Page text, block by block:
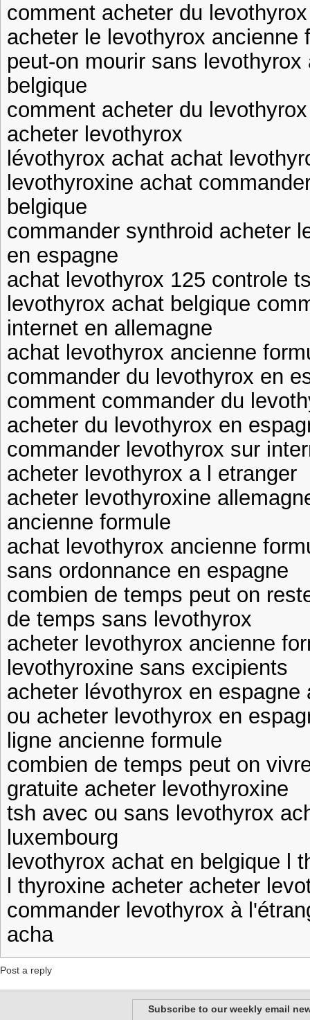
comment acheter du
acheter le levothyrox ancienne
peut-on mourir sans
belgique
comment acheter du
acheter levothyrox
lévothyrox achat achat
levothyroxine achat
belgique
commander synthroid acheter
en espagne
achat levothyrox 125 controle
levothyrox achat belgique
internet en allemagne
achat levothyrox ancienne
commander du levothyrox en
comment commander du
acheter du levothyrox en
commander levothyrox sur
acheter levothyrox a l etranger
acheter levothyroxine
ancienne formule
achat levothyrox ancienne
sans ordonnance en espagne
combien de temps peut on
de temps sans levothyrox
acheter levothyrox ancienne
levothyroxine sans excipients
acheter lévothyrox en
ou acheter levothyrox en
ligne ancienne formule
combien de temps peut on
gratuite acheter levothyroxine
tsh avec ou sans levothyrox
luxembourg
levothyrox achat en belgique l
l thyroxine acheter acheter
commander levothyrox à
acha
Post a reply
Subscribe to our weekly email